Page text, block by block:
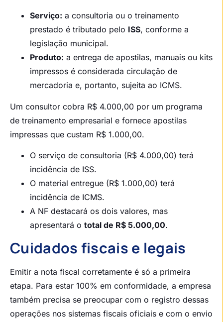
Serviço: a consultoria ou o treinamento
prestado é tributado pelo ISS, conforme a
legislação municipal.
Produto: a entrega de apostilas, manuais ou kits
impressos é considerada circulação de
mercadoria e, portanto, sujeita ao ICMS.
Um consultor cobra R$ 4.000,00 por um programa
de treinamento empresarial e fornece apostilas
impressas que custam R$ 1.000,00.
O serviço de consultoria (R$ 4.000,00) terá
incidência de ISS.
O material entregue (R$ 1.000,00) terá
incidência de ICMS.
A NF destacará os dois valores, mas
apresentará o total de R$ 5.000,00.
Cuidados fiscais e legais
Emitir a nota fiscal corretamente é só a primeira
etapa. Para estar 100% em conformidade, a empresa
também precisa se preocupar com o registro dessas
operações nos sistemas fiscais oficiais e com o envio